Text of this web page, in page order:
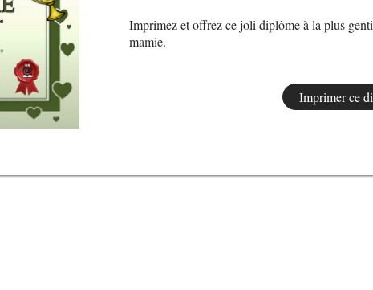
Imprimez et offrez ce joli diplôme à la plus
mamie.